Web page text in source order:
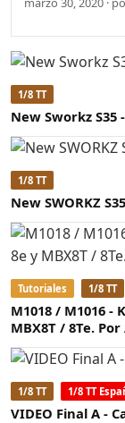
1/8 TT
New Sworkz S35
1/8 TT
New SWORKZ
Tutoriales 1/8 TT
M1018 / M1016 -
MBX8T / 8Te.
1/8 TT 1/8 TT
VIDEO Final A -